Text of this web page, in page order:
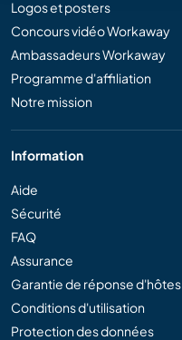
Logos et posters
Concours vidéo Workaway
Ambassadeurs Workaway
Programme d'affiliation
Notre mission
Information
Aide
Sécurité
FAQ
Assurance
Garantie de réponse d'hôtes
Conditions d'utilisation
Protection des données